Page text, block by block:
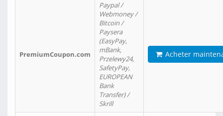
PremiumCoupon.com
Paypal /
Webmoney /
Bitcoin /
Paysera
(EasyPay,
mBank,
Przelewy24,
SafetyPay,
EUROPEAN
Bank
Transfer) /
Skrill
Acheter